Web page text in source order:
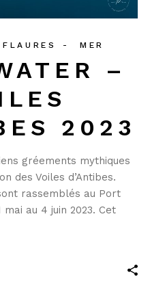
FLAURES MER
–
2023
gréements mythiques
des Voiles d’Antibes.
rassemblés au Port
mai au 4 juin 2023. Cet